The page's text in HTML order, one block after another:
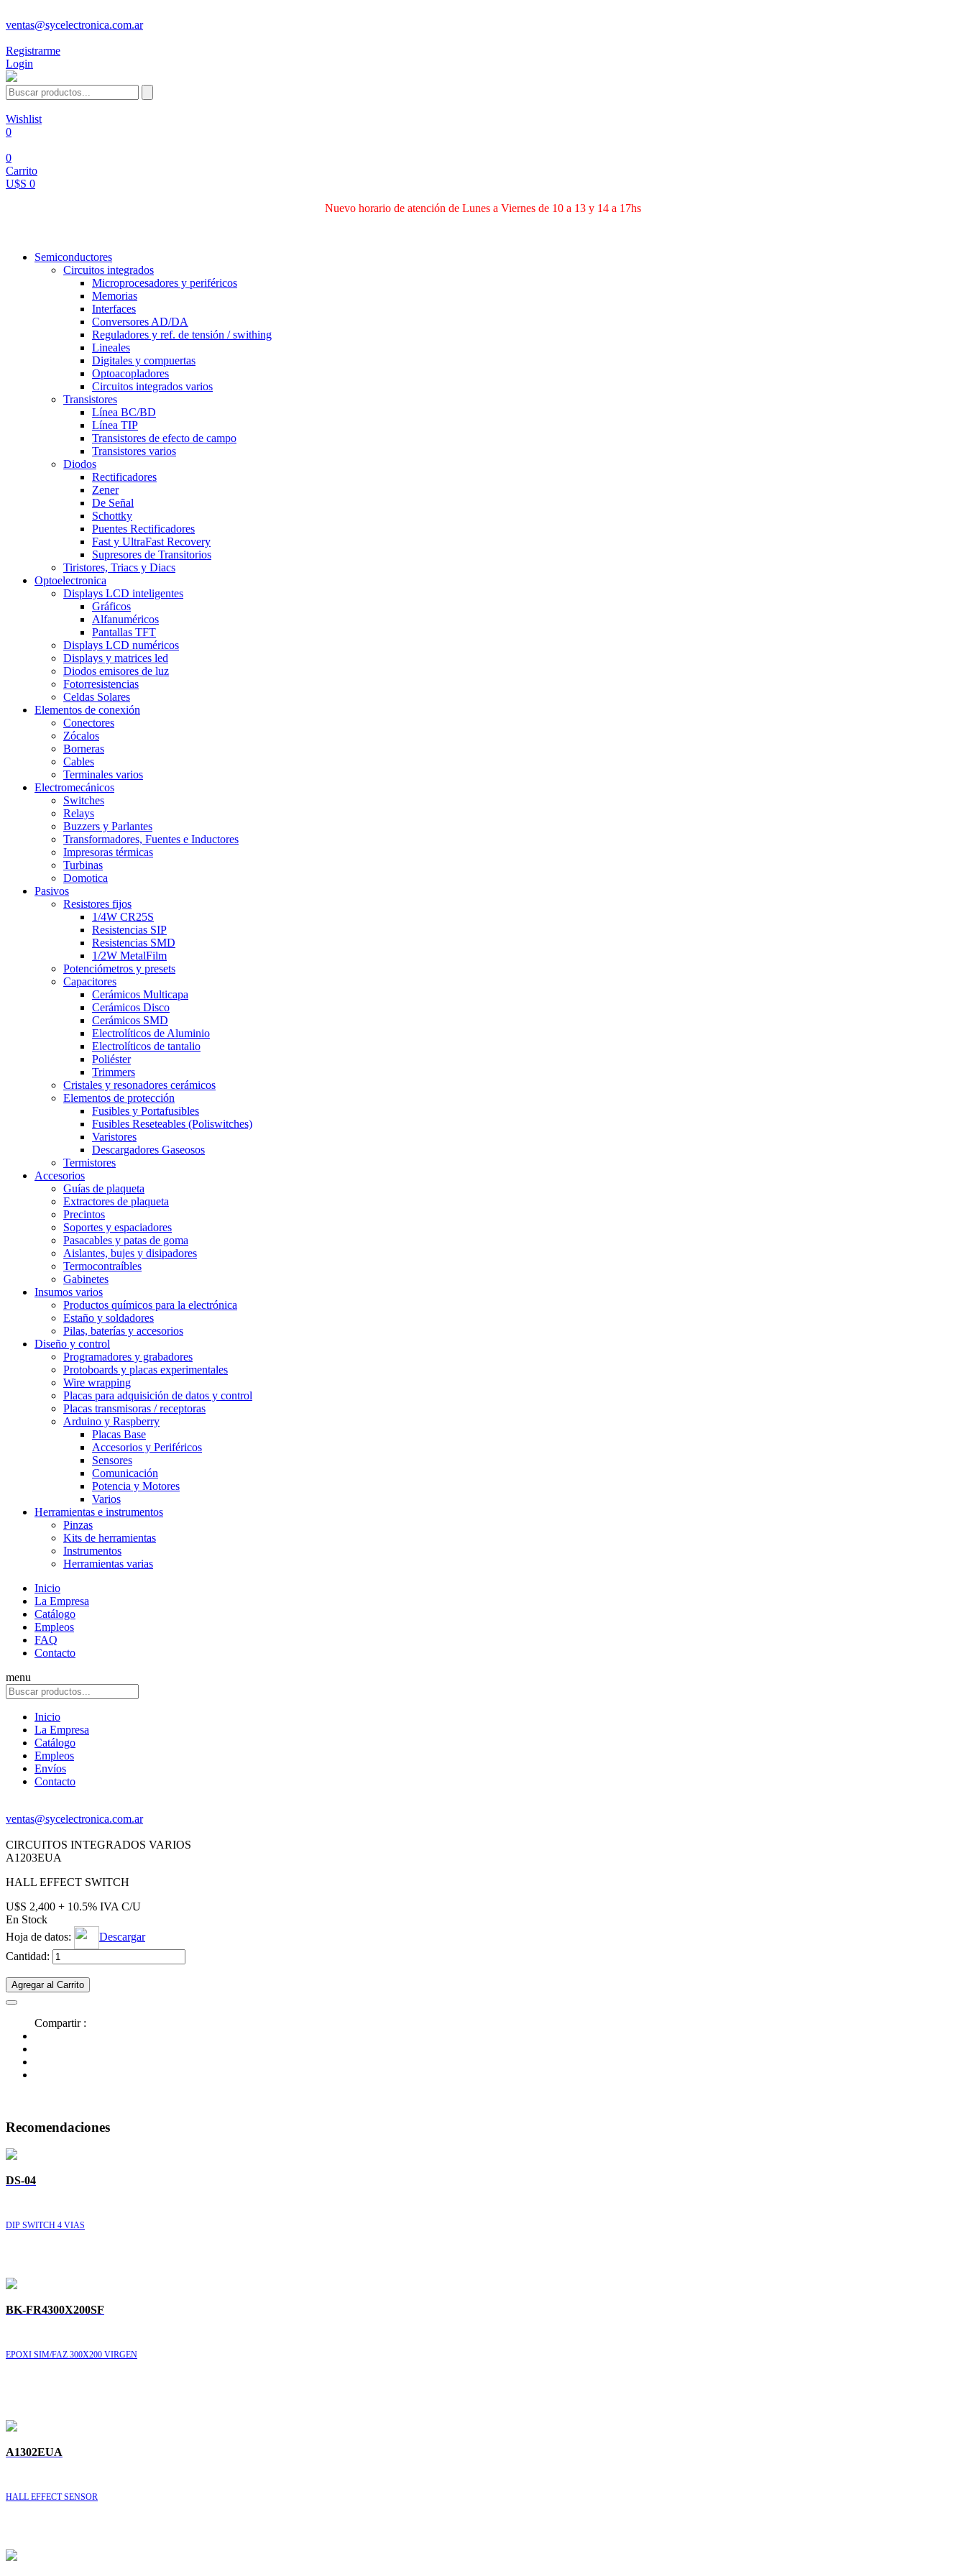
ventas@sycelectronica.com.ar
Registrarme
Login
Wishlist
0
0
Carrito
U$S 0
Nuevo horario de atención de Lunes a Viernes de 10 a 13 y 14 a 17hs
Semiconductores
Circuitos integrados
Microprocesadores y periféricos
Memorias
Interfaces
Conversores AD/DA
Reguladores y ref. de tensión / swithing
Lineales
Digitales y compuertas
Optoacopladores
Circuitos integrados varios
Transistores
Línea BC/BD
Línea TIP
Transistores de efecto de campo
Transistores varios
Diodos
Rectificadores
Zener
De Señal
Schottky
Puentes Rectificadores
Fast y UltraFast Recovery
Supresores de Transitorios
Tiristores, Triacs y Diacs
Optoelectronica
Displays LCD inteligentes
Gráficos
Alfanuméricos
Pantallas TFT
Displays LCD numéricos
Displays y matrices led
Diodos emisores de luz
Fotorresistencias
Celdas Solares
Elementos de conexión
Conectores
Zócalos
Borneras
Cables
Terminales varios
Electromecánicos
Switches
Relays
Buzzers y Parlantes
Transformadores, Fuentes e Inductores
Impresoras térmicas
Turbinas
Domotica
Pasivos
Resistores fijos
1/4W CR25S
Resistencias SIP
Resistencias SMD
1/2W MetalFilm
Potenciómetros y presets
Capacitores
Cerámicos Multicapa
Cerámicos Disco
Cerámicos SMD
Electrolíticos de Aluminio
Electrolíticos de tantalio
Poliéster
Trimmers
Cristales y resonadores cerámicos
Elementos de protección
Fusibles y Portafusibles
Fusibles Reseteables (Poliswitches)
Varistores
Descargadores Gaseosos
Termistores
Accesorios
Guías de plaqueta
Extractores de plaqueta
Precintos
Soportes y espaciadores
Pasacables y patas de goma
Aislantes, bujes y disipadores
Termocontraíbles
Gabinetes
Insumos varios
Productos químicos para la electrónica
Estaño y soldadores
Pilas, baterías y accesorios
Diseño y control
Programadores y grabadores
Protoboards y placas experimentales
Wire wrapping
Placas para adquisición de datos y control
Placas transmisoras / receptoras
Arduino y Raspberry
Placas Base
Accesorios y Periféricos
Sensores
Comunicación
Potencia y Motores
Varios
Herramientas e instrumentos
Pinzas
Kits de herramientas
Instrumentos
Herramientas varias
Inicio
La Empresa
Catálogo
Empleos
FAQ
Contacto
menu
Inicio
La Empresa
Catálogo
Empleos
Envíos
Contacto
ventas@sycelectronica.com.ar
CIRCUITOS INTEGRADOS VARIOS
A1203EUA
HALL EFFECT SWITCH
U$S 2,400 + 10.5% IVA C/U
En Stock
Hoja de datos:
Descargar
Cantidad:
Agregar al Carrito
Compartir :
Recomendaciones
DS-04
DIP SWITCH 4 VIAS
BK-FR4300X200SF
EPOXI SIM/FAZ 300X200 VIRGEN
A1302EUA
HALL EFFECT SENSOR